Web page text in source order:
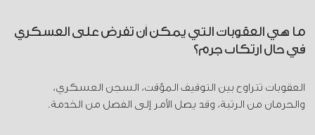
ما هي العقوبات التي يمكن أن تفرض على العسكري
في حال ارتكاب جرم؟
العقوبات تتراوح بين التوقيف المؤقت، السجن العسكري،
والحرمان من الرتبة، وقد يصل الأمر إلى الفصل من الخدمة.